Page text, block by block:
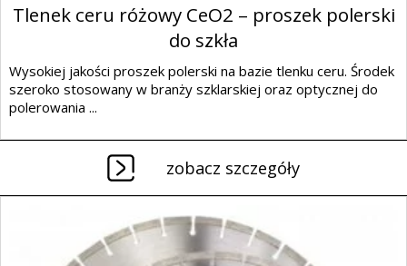
Tlenek ceru różowy CeO2 – proszek polerski
do szkła
Wysokiej jakości proszek polerski na bazie tlenku ceru. Środek
szeroko stosowany w branży szklarskiej oraz optycznej do
polerowania ...
zobacz szczegóły